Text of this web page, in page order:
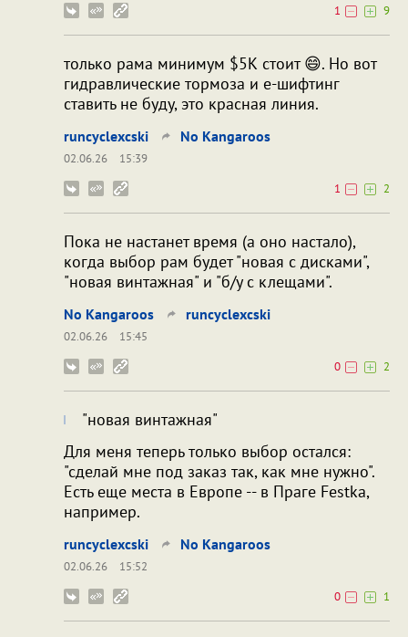
1
9
только рама минимум $5К стоит 😄. Но вот
гидравлические тормоза и е-шифтинг
ставить не буду, это красная линия.
runcyclexcski No Kangaroos
02.06.26
15:39
1
2
Пока не настанет время (а оно настало),
когда выбор рам будет "новая с дисками",
"новая винтажная" и "б/у с клещами".
No Kangaroos runcyclexcski
02.06.26
15:45
0
2
"новая винтажная"
Для меня теперь только выбор остался:
"сделай мне под заказ так, как мне нужно".
Есть еще места в Европе -- в Праге Festka,
например.
runcyclexcski No Kangaroos
02.06.26
15:52
0
1